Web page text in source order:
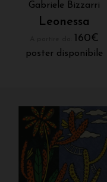
Gabriele Bizzarri
Leonessa
160€
poster disponibile